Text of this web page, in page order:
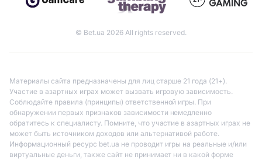
© Bet.ua 2026 All rights reserved.
Материалы сайта предназначены для лиц старше 21 года (21+).
Участие в азартных играх может вызвать игровую зависимость.
Соблюдайте правила (принципы) ответственной игры. При
обнаружении первых признаков зависимости немедленно
обратитесь к специалисту. Помните, что участие в азартных играх не
может быть источником доходов или альтернативой работе.
Информационный ресурс bet.ua не проводит игры на реальные и/или
виртуальные деньги, также сайт не принимает ни в какой форме